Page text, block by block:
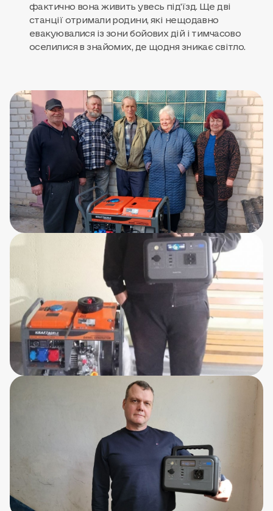
фактично вона живить увесь під'їзд. Ще дві
станції отримали родини, які нещодавно
евакуювалися із зони бойових дій і тимчасово
оселилися в знайомих, де щодня зникає світло.